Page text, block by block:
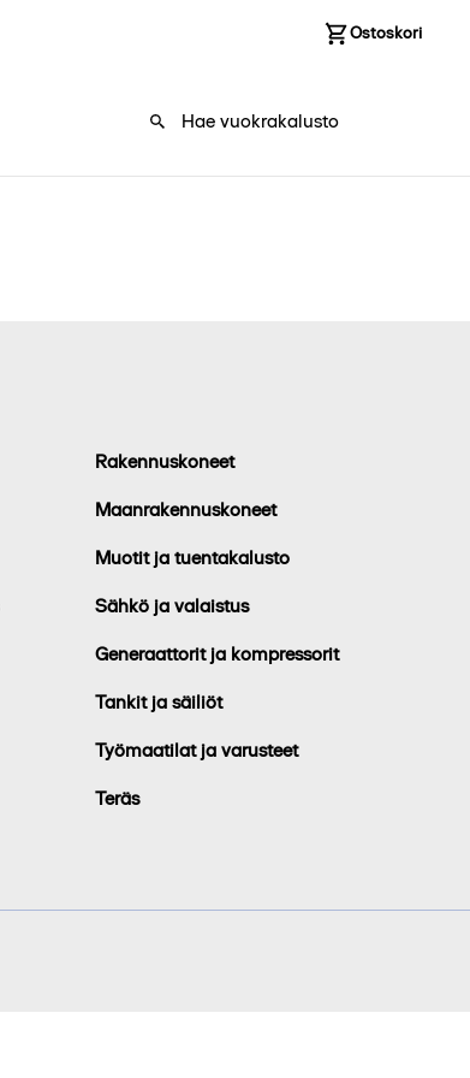
Ostoskori
Rakennuskoneet
Maanrakennuskoneet
Muotit ja tuentakalusto
Sähkö ja valaistus
Generaattorit ja kompressorit
Tankit ja säiliöt
Työmaatilat ja varusteet
Teräs